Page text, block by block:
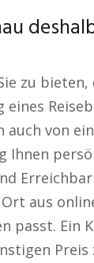
zu bieten,
von
Ihnen
aus
passt. Ein
Preis